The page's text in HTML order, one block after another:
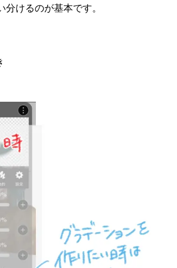
けるのが基本です。